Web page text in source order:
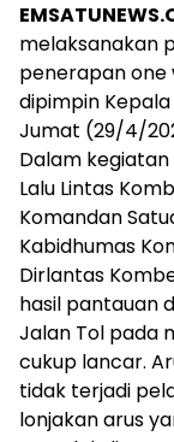
melaksanakan
penerapan one
dipimpin Kepala
Jumat (29/4/
Dalam
Lalu Lintas
Komandan
Kabidhumas
Dirlantas
hasil pantauan
Jalan Tol pada
cukup lancar.
tidak terjadi
lonjakan arus